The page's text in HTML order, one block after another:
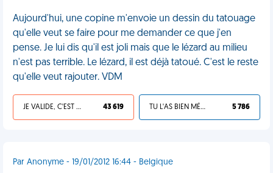
Aujourd'hui, une copine m'envoie un dessin du tatouage
qu'elle veut se faire pour me demander ce que j'en
pense. Je lui dis qu'il est joli mais que le lézard au milieu
n'est pas terrible. Le lézard, il est déjà tatoué. C'est le reste
qu'elle veut rajouter. VDM
JE VALIDE, C'EST UNE VDM 43 619 TU L'AS BIEN MÉRITÉ 5 786
Par Anonyme - 19/01/2012 16:44 - Belgique